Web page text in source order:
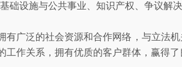
础设施与公共事业、知识产权、争议解
有广泛的社会资源和合作网络，与立法
工作关系，拥有优质的客户群体，赢得了